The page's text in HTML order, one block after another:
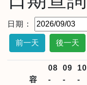
日期：
前一天 後一天
容
08
-
09
-
10
-